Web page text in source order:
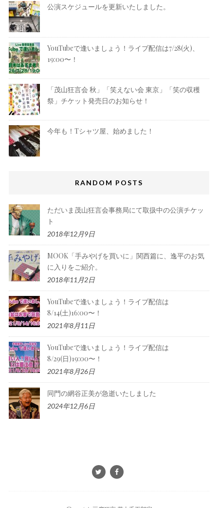
公演スケジュールを更新いたしました。
YouTubeで逢いましょう！ライブ配信は7/28(火)、
19:00〜！
「茂山狂言会 秋」「笑えない会 東京」「笑の収穫
祭」チケット発売日のお知らせ！
今年も！Tシャツ屋、始めました！
RANDOM POSTS
ただいま茂山狂言会事務局にて取扱中の公演チケッ
ト
2018年12月9日
MOOK「手みやげを買いに」関西篇に、逸平のお気
に入りをご紹介。
2018年11月2日
YouTubeで逢いましょう！ライブ配信は
8/14(土)16:00〜！
2021年8月11日
YouTubeで逢いましょう！ライブ配信は
8/29(日)19:00〜！
2021年8月26日
同門の網谷正美が急逝いたしました
2024年12月6日